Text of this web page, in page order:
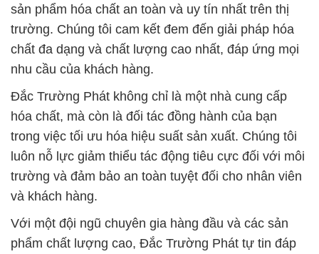
sản phẩm hóa chất an toàn và uy tín nhất trên thị
trường. Chúng tôi cam kết đem đến giải pháp hóa
chất đa dạng và chất lượng cao nhất, đáp ứng mọi
nhu cầu của khách hàng.
Đắc Trường Phát không chỉ là một nhà cung cấp
hóa chất, mà còn là đối tác đồng hành của bạn
trong việc tối ưu hóa hiệu suất sản xuất. Chúng tôi
luôn nỗ lực giảm thiểu tác động tiêu cực đối với môi
trường và đảm bảo an toàn tuyệt đối cho nhân viên
và khách hàng.
Với một đội ngũ chuyên gia hàng đầu và các sản
phẩm chất lượng cao, Đắc Trường Phát tự tin đáp